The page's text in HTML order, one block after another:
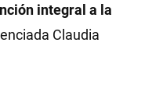
integral a la
Claudia